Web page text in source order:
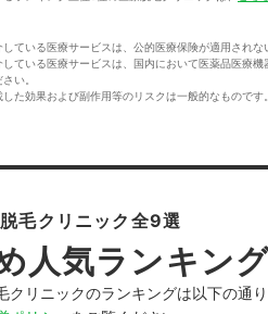
ている医療サービスは、公的医療保険が適用され
ている医療サービスは、国内において医薬品医療
い。
た効果および副作用等のリスクは一般的なもので
毛クリニック全9選
人気ランキン
クリニックのランキングは以下の通